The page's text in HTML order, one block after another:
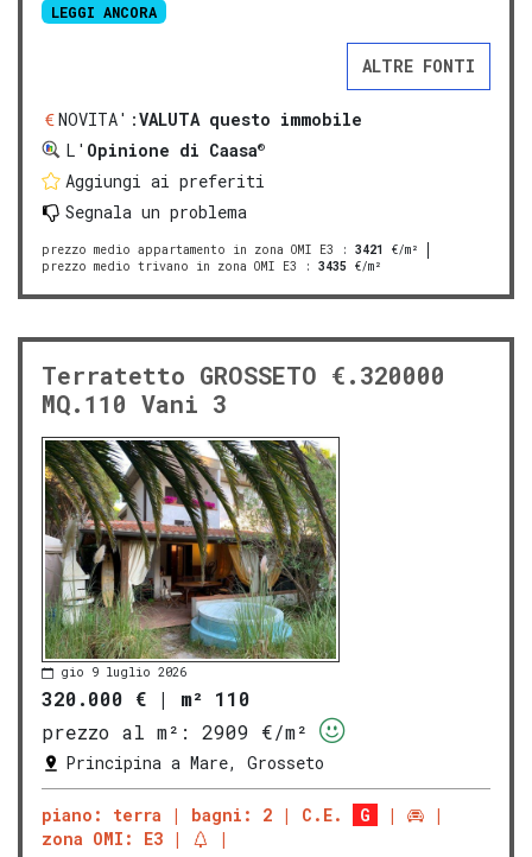
LEGGI ANCORA
ALTRE FONTI
NOVITA':VALUTA questo immobile
L' Opinione di Caasa®
Aggiungi ai preferiti
Segnala un problema
prezzo medio appartamento in zona OMI E3 : 3421
€/m²
prezzo medio trivano in zona OMI E3 : 3435 €/m²
Terratetto GROSSETO €.320000
MQ.110 Vani 3
gio 9 luglio 2026
320.000 € | m² 110
prezzo al m²:
2909 €/m²
Principina a Mare, Grosseto
piano: terra bagni: 2 C.E.
G
zona OMI: E3